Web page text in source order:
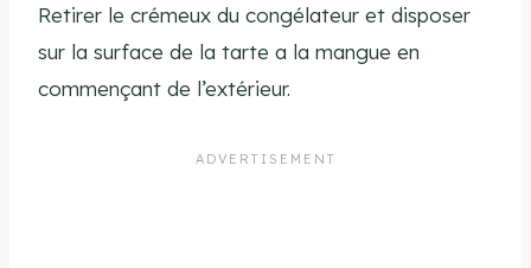
Retirer le crémeux du congélateur et disposer
sur la surface de la tarte a la mangue en
commençant de l’extérieur.